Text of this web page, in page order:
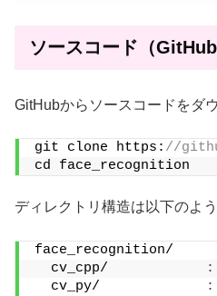
ソースコード（GitHub
GitHubからソースコードをダ
git clone https: //
cd face_recognition
ディレクトリ構造は以下のよ
face_recognition/
  cv_cpp/
:
  cv_py/
: